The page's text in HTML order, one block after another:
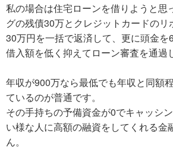
私の場合は住宅ローンを借りようと思
グの残債30万とクレジットカードの
30万円を一括で返済して、更に頭金
借入額を低く抑えてローン審査を通過
年収が900万なら最低でも年収と同額
ているのが普通です。
その手持ちの予備資金が0でキャッシ
い様な人に高額の融資をしてくれる金
ん。